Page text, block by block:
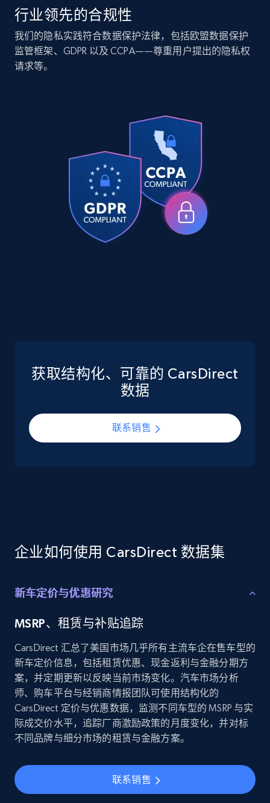
Companies information enriched dataset
URL, ID lc, Name lc, Country code lc, Locations
lc, Followers lc, Employees in linkedin lc, About
539+
Walmart - products
URL, Final price, Sku, Currency, Gtin,
Specifications, Image urls, Top reviews, and
TikTok Shop
price, Final price, Discount percent, and more.
Employees business enriched dataset
connections, and more.
Business Enriched
5.3K+ 384+ 立即购买
YouTube - Channels
URL, Handle, Handle md5, Banner img, Profile
more.
Social media
行业领先的合规性
我们的隐私实践符合数据保护法律，包括欧盟数据保护
监管框架、GDPR 以及 CCPA——尊重用户提出的隐私权
请求等。
获取结构化、可靠的 CarsDirect
数据
联系销售
企业如何使用 CarsDirect 数据集
新车定价与优惠研究
MSRP、租赁与补贴追踪
CarsDirect 汇总了美国市场几乎所有主流车企在售车型的
新车定价信息，包括租赁优惠、现金返利与金融分期方
案，并定期更新以反映当前市场变化。汽车市场分析
师、购车平台与经销商情报团队可使用结构化的
CarsDirect 定价与优惠数据，监测不同车型的 MSRP 与实
际成交价水平，追踪厂商激励政策的月度变化，并对标
不同品牌与细分市场的租赁与金融方案。
联系销售